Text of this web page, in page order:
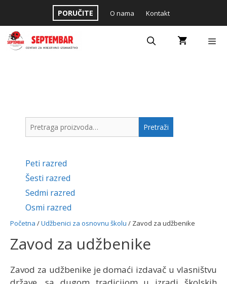
content
PORUČITE O nama Kontakt
Početna /Udžbenici za osnovnu školu / Zavod za udžbenike
Zavod za udžbenike
Zavod za udžbenike je domaći izdavač u vlasništvu
Pretraga
za:
Pretraži
Peti razred
Šesti razred
Sedmi razred
Osmi razred